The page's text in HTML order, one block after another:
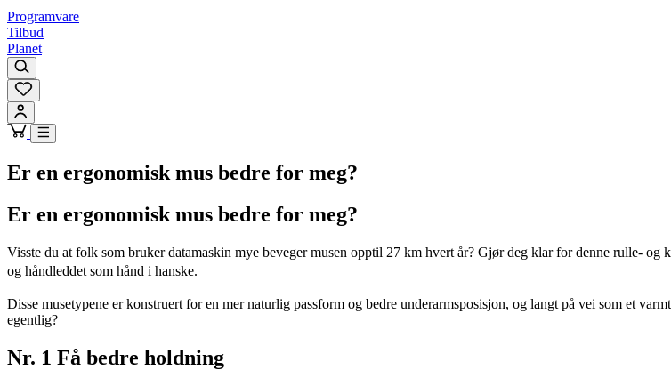
Programvare
Tilbud
Planet
Er en ergonomisk mus bedre for meg?
Er en ergonomisk mus bedre for meg?
Visste du at folk som bruker datamaskin mye beveger musen opptil 27 km hvert år? Gjør deg klar for denne rulle- og
og håndleddet som hånd i hanske.
Disse musetypene er konstruert for en mer naturlig passform og bedre underarmsposisjon, og langt på vei som et
egentlig?
Nr. 1 Få bedre holdning